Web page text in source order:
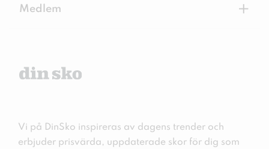
Medlem +
Vi på DinSko inspireras av dagens trender och
erbjuder prisvärda, uppdaterade skor för dig som